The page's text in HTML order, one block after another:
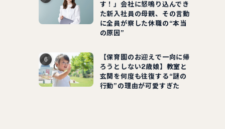
す！」会社に怒鳴り込んでき
た新入社員の母親、その言動
に全員が察した休職の“本当
の原因”
【保育園のお迎えで一向に帰
ろうとしない2歳娘】教室と
玄関を何度も往復する“謎の
行動”の理由が可愛すぎた